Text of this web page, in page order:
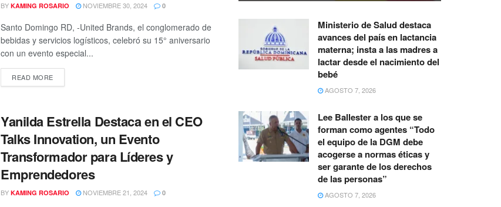
BY KAMING ROSARIO NOVIEMBRE 30, 2024 0
Santo Domingo RD, -United Brands, el conglomerado de
bebidas y servicios logísticos, celebró su 15° aniversario
con un evento especial...
READ MORE
Yanilda Estrella Destaca en el CEO
Talks Innovation, un Evento
Transformador para Líderes y
Emprendedores
BY KAMING ROSARIO NOVIEMBRE 21, 2024 0
Ministerio de Salud destaca
avances del país en lactancia
materna; insta a las madres a
lactar desde el nacimiento del
bebé
AGOSTO 7, 2026
Lee Ballester a los que se
forman como agentes “Todo
el equipo de la DGM debe
acogerse a normas éticas y
ser garante de los derechos
de las personas”
AGOSTO 7, 2026